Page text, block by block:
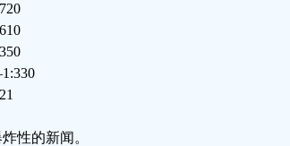
性的新闻。